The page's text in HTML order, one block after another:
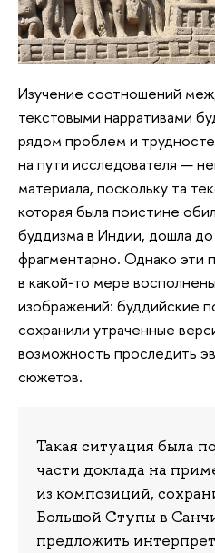
Изучение соотношений
текстовыми нарративами
рядом проблем и
на пути исследователя —
материала, поскольку та
которая была поистине
буддизма в Индии, дошла
фрагментарно. Однако эти
в какой‑то мере
изображений: буддийские
сохранили утраченные
возможность проследить
сюжетов.
Такая ситуация была
части доклада на
из композиций,
Большой Ступы в
предложить